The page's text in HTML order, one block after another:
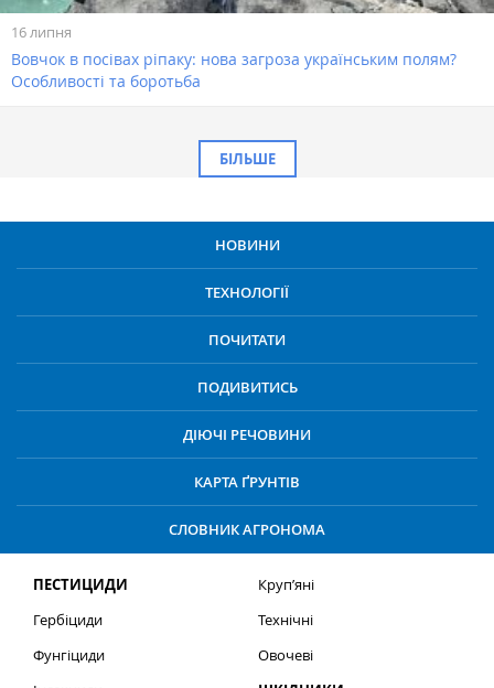
16 липня
Вовчок в посівах ріпаку: нова загроза українським полям?
Особливості та боротьба
БІЛЬШЕ
НОВИНИ
ТЕХНОЛОГІЇ
ПОЧИТАТИ
ПОДИВИТИСЬ
ДІЮЧІ РЕЧОВИНИ
КАРТА ҐРУНТІВ
СЛОВНИК АГРОНОМА
ПЕСТИЦИДИ
Гербіциди
Фунгіциди
Круп’яні
Технічні
Овочеві